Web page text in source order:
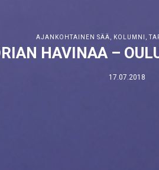
AJANKOHTAINEN SÄÄ KOLUMNI ,
HAVINAA –
17.07.2018